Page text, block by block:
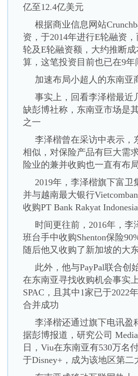
亿至12.4亿美元
根据商业信息网站
资，于2014年进行E轮融资
轮及E轮融资额，大约推断
算，这笔投资目前也已在9
加速布局小超人的东南亚
事实上，回看李泽楷最近
缺彭博社称，东南亚市场是
之一
李泽楷曾在采访中表示，
相似，对保险产品有巨大需
险业的兼并收购也一直有布局
2019年，李泽楷旗下富
并与越南最大银行
收购PT Bank Rakyat
时间更往前，2016年，
班台手中收购Shenton保险
随后他又收购了新加坡的大
此外，他与PayPal联合创
在东南亚寻找收购机会事实
SPAC，且其中1家已于2022
合并成功
李泽楷还通过旗下电讯盈
据彭博报道，研究公司
日，Viu在东南亚有530万名
于Disney+，成为该地区第二